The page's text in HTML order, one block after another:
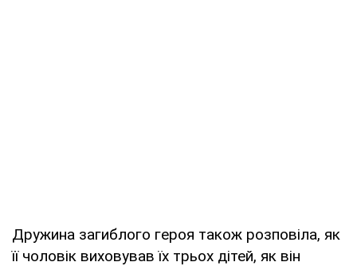
Дружина загиблого героя також розповіла, як
її чоловік виховував їх трьох дітей, як він